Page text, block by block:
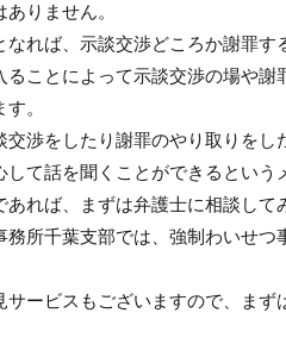
りません。
れば、示談交渉どころか謝罪す
ことによって示談交渉の場や
。
渉をしたり謝罪のやり取りを
て話を聞くことができるという
れば、まずは弁護士に相談して
所千葉支部では、強制わいせ
ービスもございますので、ま